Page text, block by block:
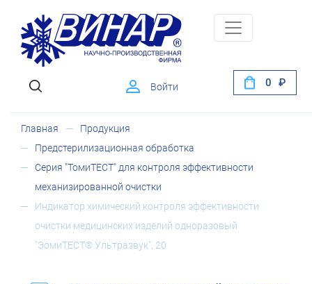
Войти 0
Главная
Продукция
Предстерилизационная обработка
Серия "ТомиТЕСТ" для контроля эффективности
механизированной очистки
Индикатор химический контроля эффективности
очистки медицинских изделий одноразовый
"ЭомиТЕСТ® Ультразвук", 20